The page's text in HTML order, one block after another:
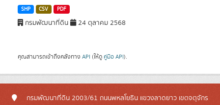
SHP CSV PDF
กรมพัฒนาที่ดิน 24 ตุลาคม 2568
คุณสามารถเข้าถึงคลังทาง API (ให้ดู คู่มือ API).
กรมพัฒนาที่ดิน 2003/61 ถนนพหลโยธิน แขวงลาดยาว เขตจตุจักร